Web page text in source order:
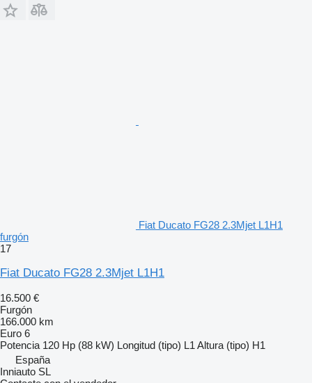
Fiat Ducato FG28 2.3Mjet L1H1
furgón
17
Fiat Ducato FG28 2.3Mjet L1H1
16.500 €
Furgón
166.000 km
Euro 6
Potencia 120 Hp (88 kW) Longitud (tipo) L1 Altura (tipo) H1
España
Inniauto SL